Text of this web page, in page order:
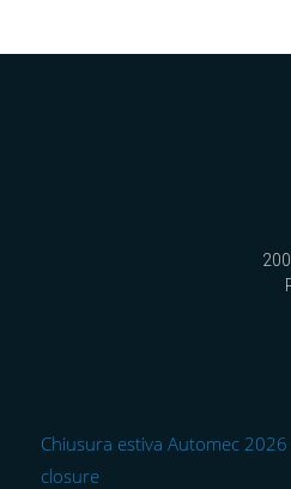
Chiusura estiva Automec
closure